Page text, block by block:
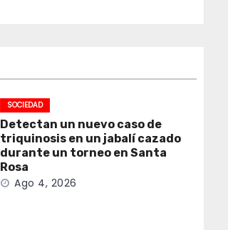
SOCIEDAD
Detectan un nuevo caso de
triquinosis en un jabalí cazado
durante un torneo en Santa
Rosa
Ago 4, 2026